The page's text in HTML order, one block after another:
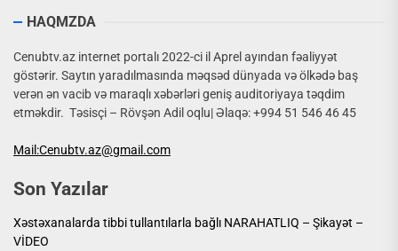
HAQMZDA
Cenubtv.az internet portalı 2022-ci il Aprel ayından fəaliyyət
göstərir. Saytın yaradılmasında məqsəd dünyada və ölkədə baş
verən ən vacib və maraqlı xəbərləri geniş auditoriyaya təqdim
etməkdir. Təsisçi – Rövşən Adil oqlu| Əlaqə: +994 51 546 46 45
Mail:Cenubtv.az@gmail.com
Son Yazılar
Xəstəxanalarda tibbi tullantılarla bağlı NARAHATLIQ – Şikayət –
VİDEO